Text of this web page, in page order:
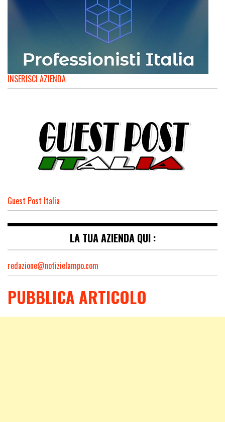
INSERISCI AZIENDA
Guest Post Italia
LA TUA AZIENDA QUI :
redazione@notizielampo.com
PUBBLICA ARTICOLO